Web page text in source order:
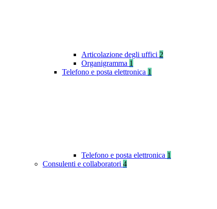
Articolazione degli uffici 2
Organigramma 1
Telefono e posta elettronica 1
Telefono e posta elettronica 1
Consulenti e collaboratori 4